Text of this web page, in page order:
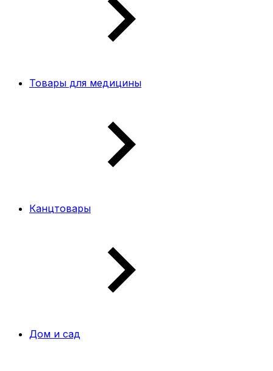
Товары для медицины
Канцтовары
Дом и сад